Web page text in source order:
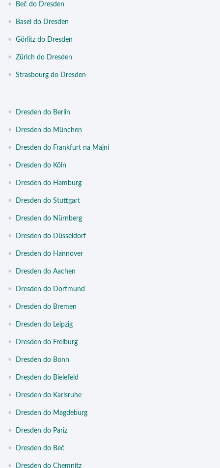
• Beč do Dresden
• Basel do Dresden
• Görlitz do Dresden
• Zürich do Dresden
• Strasbourg do Dresden
• Dresden do Berlin
• Dresden do München
• Dresden do Frankfurt na Majni
• Dresden do Köln
• Dresden do Hamburg
• Dresden do Stuttgart
• Dresden do Nürnberg
• Dresden do Düsseldorf
• Dresden do Hannover
• Dresden do Aachen
• Dresden do Dortmund
• Dresden do Bremen
• Dresden do Leipzig
• Dresden do Freiburg
• Dresden do Bonn
• Dresden do Bielefeld
• Dresden do Karlsruhe
• Dresden do Magdeburg
• Dresden do Pariz
• Dresden do Beč
• Dresden do Chemnitz